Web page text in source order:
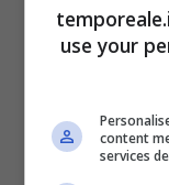
presso la
Luglio 2024.
“Tornano
use your
content
services